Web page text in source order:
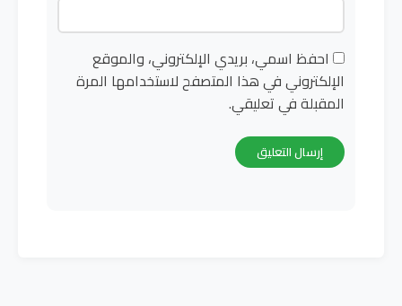
احفظ اسمي، بريدي الإلكتروني، والموقع
الإلكتروني في هذا المتصفح لاستخدامها المرة
المقبلة في تعليقي.